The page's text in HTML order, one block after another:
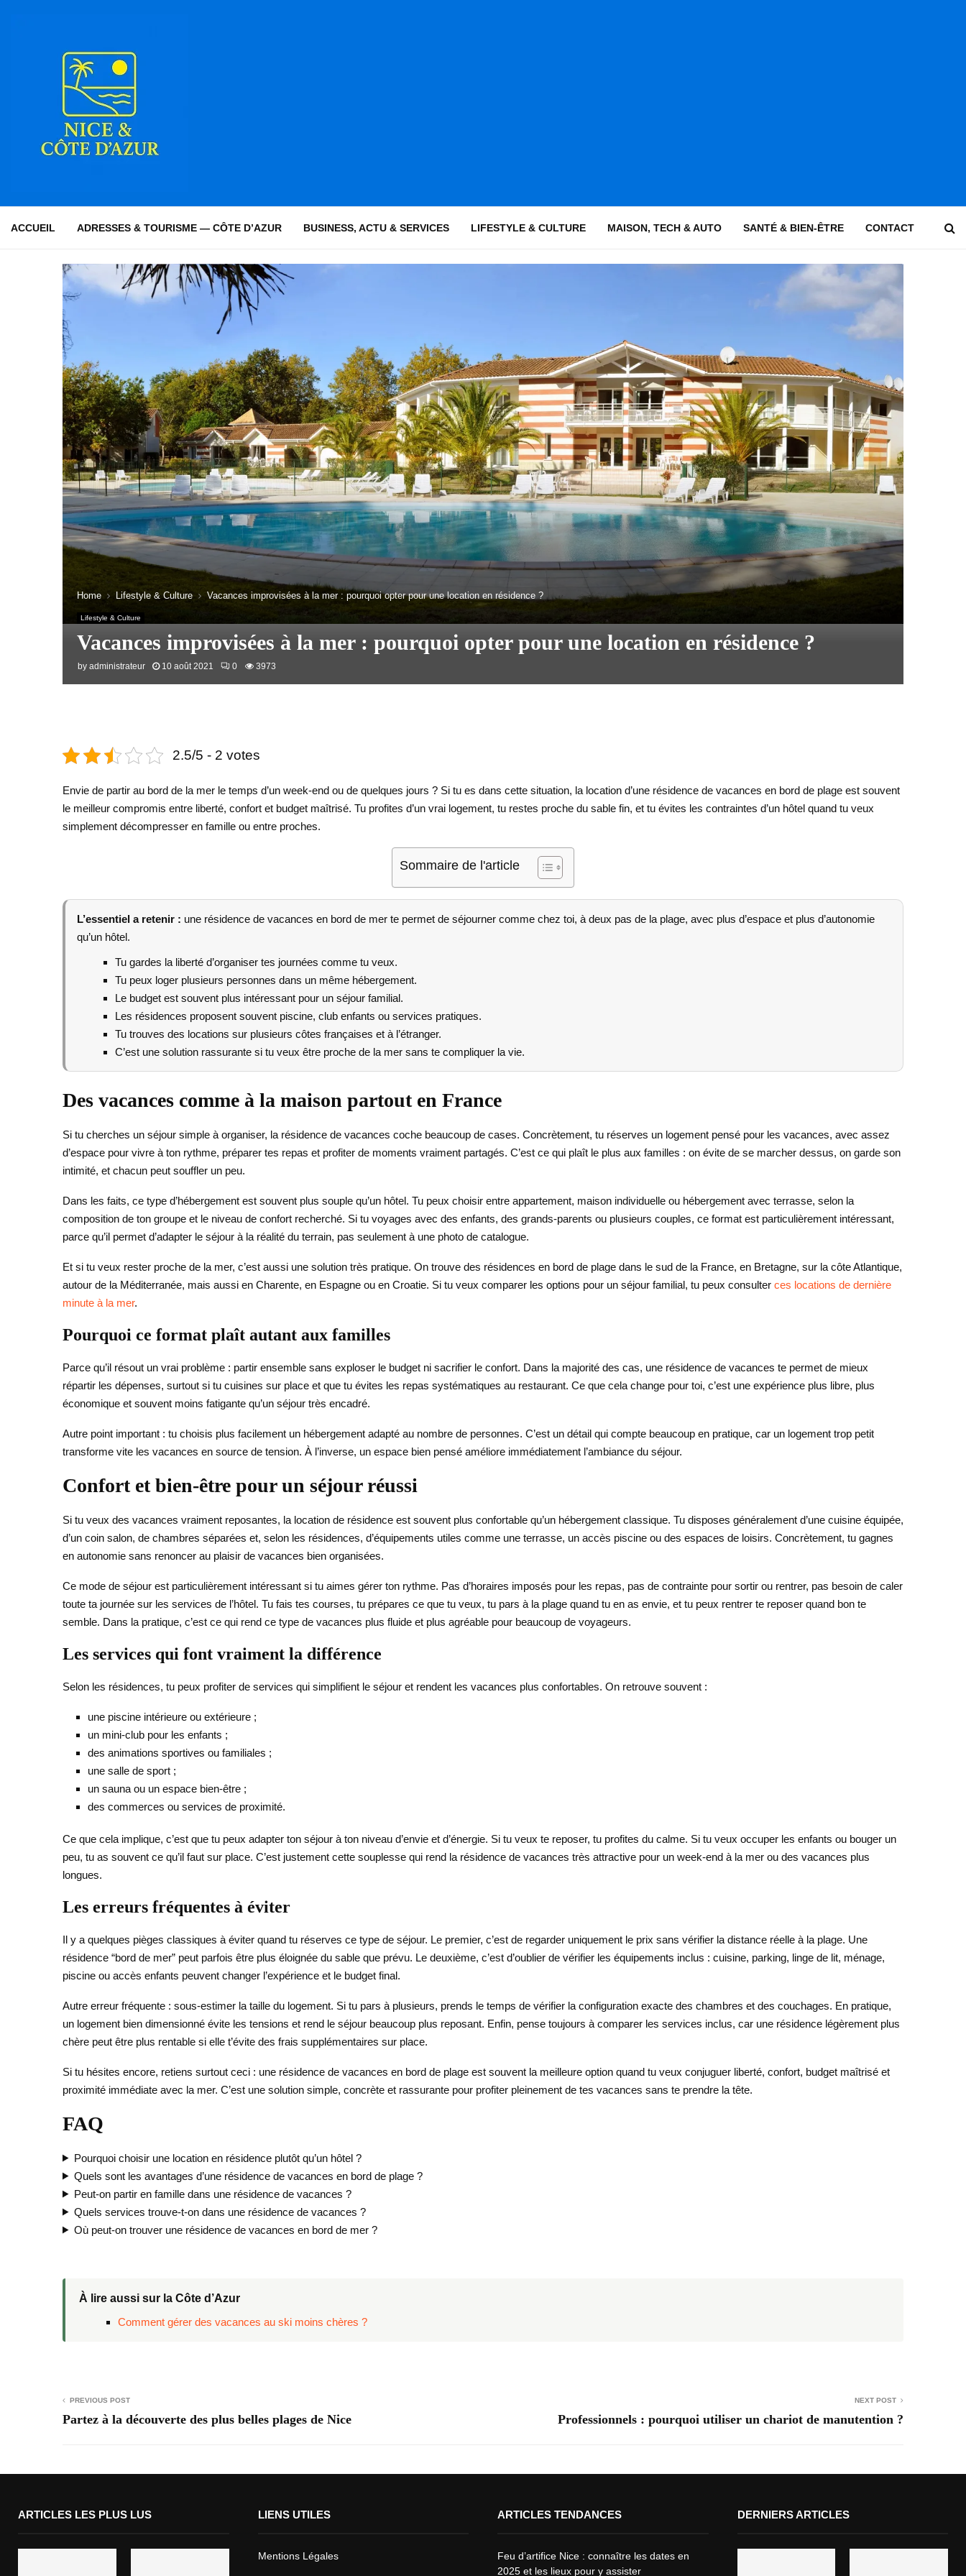
ACCUEIL ADRESSES & TOURISME — CÔTE D’AZUR BUSINESS, ACTU & SERVICES LIFESTYLE & CULTURE MAISON, TECH & AUTO SANTÉ & BIEN-ÊTRE CONTACT
Home Lifestyle & Culture Vacances improvisées à la mer : pourquoi opter pour une location en résidence ?
Lifestyle & Culture
Vacances improvisées à la mer : pourquoi opter pour une location en résidence ?
by administrateur 10 août 2021 0 3973
2.5/5 - 2 votes
Envie de partir au bord de la mer le temps d’un week-end ou de quelques jours ? Si tu es dans cette situation, la location d’une résidence de vacances en bord de plage est souvent
le meilleur compromis entre liberté, confort et budget maîtrisé. Tu profites d’un vrai logement, tu restes proche du sable fin, et tu évites les contraintes d’un hôtel quand tu veux
simplement décompresser en famille ou entre proches.
Sommaire de l'article
L’essentiel a retenir : une résidence de vacances en bord de mer te permet de séjourner comme chez toi, à deux pas de la plage, avec plus d’espace et plus d’autonomie
qu’un hôtel.
Tu gardes la liberté d’organiser tes journées comme tu veux.
Tu peux loger plusieurs personnes dans un même hébergement.
Le budget est souvent plus intéressant pour un séjour familial.
Les résidences proposent souvent piscine, club enfants ou services pratiques.
Tu trouves des locations sur plusieurs côtes françaises et à l’étranger.
C’est une solution rassurante si tu veux être proche de la mer sans te compliquer la vie.
Des vacances comme à la maison partout en France
Si tu cherches un séjour simple à organiser, la résidence de vacances coche beaucoup de cases. Concrètement, tu réserves un logement pensé pour les vacances, avec assez
d’espace pour vivre à ton rythme, préparer tes repas et profiter de moments vraiment partagés. C’est ce qui plaît le plus aux familles : on évite de se marcher dessus, on garde son
intimité, et chacun peut souffler un peu.
Dans les faits, ce type d’hébergement est souvent plus souple qu’un hôtel. Tu peux choisir entre appartement, maison individuelle ou hébergement avec terrasse, selon la
composition de ton groupe et le niveau de confort recherché. Si tu voyages avec des enfants, des grands-parents ou plusieurs couples, ce format est particulièrement intéressant,
parce qu’il permet d’adapter le séjour à la réalité du terrain, pas seulement à une photo de catalogue.
Et si tu veux rester proche de la mer, c’est aussi une solution très pratique. On trouve des résidences en bord de plage dans le sud de la France, en Bretagne, sur la côte Atlantique,
autour de la Méditerranée, mais aussi en Charente, en Espagne ou en Croatie. Si tu veux comparer les options pour un séjour familial, tu peux consulter ces locations de dernière
minute à la mer.
Pourquoi ce format plaît autant aux familles
Parce qu’il résout un vrai problème : partir ensemble sans exploser le budget ni sacrifier le confort. Dans la majorité des cas, une résidence de vacances te permet de mieux
répartir les dépenses, surtout si tu cuisines sur place et que tu évites les repas systématiques au restaurant. Ce que cela change pour toi, c’est une expérience plus libre, plus
économique et souvent moins fatigante qu’un séjour très encadré.
Autre point important : tu choisis plus facilement un hébergement adapté au nombre de personnes. C’est un détail qui compte beaucoup en pratique, car un logement trop petit
transforme vite les vacances en source de tension. À l’inverse, un espace bien pensé améliore immédiatement l’ambiance du séjour.
Confort et bien-être pour un séjour réussi
Si tu veux des vacances vraiment reposantes, la location de résidence est souvent plus confortable qu’un hébergement classique. Tu disposes généralement d’une cuisine équipée,
d’un coin salon, de chambres séparées et, selon les résidences, d’équipements utiles comme une terrasse, un accès piscine ou des espaces de loisirs. Concrètement, tu gagnes
en autonomie sans renoncer au plaisir de vacances bien organisées.
Ce mode de séjour est particulièrement intéressant si tu aimes gérer ton rythme. Pas d’horaires imposés pour les repas, pas de contrainte pour sortir ou rentrer, pas besoin de caler
toute ta journée sur les services de l’hôtel. Tu fais tes courses, tu prépares ce que tu veux, tu pars à la plage quand tu en as envie, et tu peux rentrer te reposer quand bon te
semble. Dans la pratique, c’est ce qui rend ce type de vacances plus fluide et plus agréable pour beaucoup de voyageurs.
Les services qui font vraiment la différence
Selon les résidences, tu peux profiter de services qui simplifient le séjour et rendent les vacances plus confortables. On retrouve souvent :
une piscine intérieure ou extérieure ;
un mini-club pour les enfants ;
des animations sportives ou familiales ;
une salle de sport ;
un sauna ou un espace bien-être ;
des commerces ou services de proximité.
Ce que cela implique, c’est que tu peux adapter ton séjour à ton niveau d’envie et d’énergie. Si tu veux te reposer, tu profites du calme. Si tu veux occuper les enfants ou bouger un
peu, tu as souvent ce qu’il faut sur place. C’est justement cette souplesse qui rend la résidence de vacances très attractive pour un week-end à la mer ou des vacances plus
longues.
Les erreurs fréquentes à éviter
Il y a quelques pièges classiques à éviter quand tu réserves ce type de séjour. Le premier, c’est de regarder uniquement le prix sans vérifier la distance réelle à la plage. Une
résidence “bord de mer” peut parfois être plus éloignée du sable que prévu. Le deuxième, c’est d’oublier de vérifier les équipements inclus : cuisine, parking, linge de lit, ménage,
piscine ou accès enfants peuvent changer l’expérience et le budget final.
Autre erreur fréquente : sous-estimer la taille du logement. Si tu pars à plusieurs, prends le temps de vérifier la configuration exacte des chambres et des couchages. En pratique,
un logement bien dimensionné évite les tensions et rend le séjour beaucoup plus reposant. Enfin, pense toujours à comparer les services inclus, car une résidence légèrement plus
chère peut être plus rentable si elle t’évite des frais supplémentaires sur place.
Si tu hésites encore, retiens surtout ceci : une résidence de vacances en bord de plage est souvent la meilleure option quand tu veux conjuguer liberté, confort, budget maîtrisé et
proximité immédiate avec la mer. C’est une solution simple, concrète et rassurante pour profiter pleinement de tes vacances sans te prendre la tête.
FAQ
Pourquoi choisir une location en résidence plutôt qu’un hôtel ?
Quels sont les avantages d’une résidence de vacances en bord de plage ?
Peut-on partir en famille dans une résidence de vacances ?
Quels services trouve-t-on dans une résidence de vacances ?
Où peut-on trouver une résidence de vacances en bord de mer ?
À lire aussi sur la Côte d’Azur
Comment gérer des vacances au ski moins chères ?
PREVIOUS POST
Partez à la découverte des plus belles plages de Nice
NEXT POST
Professionnels : pourquoi utiliser un chariot de manutention ?
ARTICLES LES PLUS LUS LIENS UTILES
Mentions Légales
ARTICLES TENDANCES
Feu d’artifice Nice : connaître les dates en
2025 et les lieux pour y assister
DERNIERS ARTICLES